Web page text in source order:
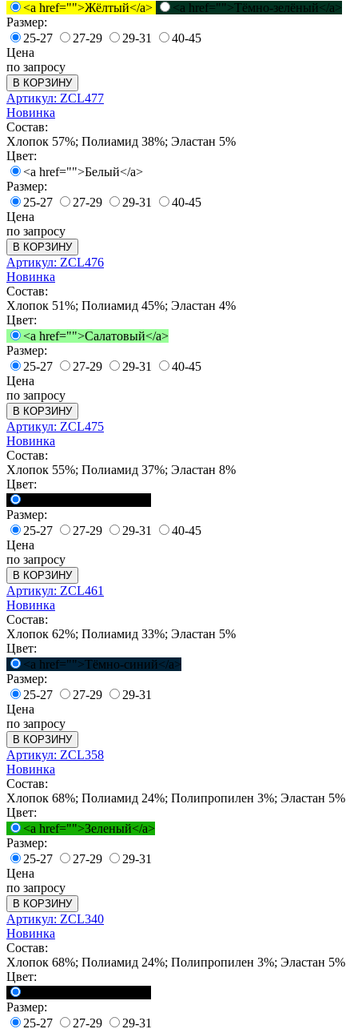
<a href="">Жёлтый</a>
<a href="">Тёмно-зелёный</a>
Размер:
25-27
27-29 29-31
40-45
Цена
по запросу
В КОРЗИНУ
Артикул: ZCL477
Новинка
Состав:
Хлопок 57%; Полиамид 38%; Эластан 5%
Цвет:
<a href="">Белый</a>
Размер:
25-27
27-29 29-31
40-45
Цена
по запросу
В КОРЗИНУ
Артикул: ZCL476
Новинка
Состав:
Хлопок 51%; Полиамид 45%; Эластан 4%
Цвет:
<a href="">Салатовый</a>
Размер:
25-27
27-29 29-31
40-45
Цена
по запросу
В КОРЗИНУ
Артикул: ZCL475
Новинка
Состав:
Хлопок 55%; Полиамид 37%; Эластан 8%
Цвет:
Размер:
25-27
27-29 29-31
40-45
Цена
по запросу
В КОРЗИНУ
Артикул: ZCL461
Новинка
Состав:
Хлопок 62%; Полиамид 33%; Эластан 5%
Цвет:
<a href="">Тёмно-синий</a>
Размер:
25-27
27-29
29-31
Цена
по запросу
В КОРЗИНУ
Артикул: ZCL358
Новинка
Состав:
Хлопок 68%; Полиамид 24%; Полипропилен 3%; Эластан 5%
Цвет:
<a href="">Зеленый</a>
Размер:
25-27
27-29
29-31
Цена
по запросу
В КОРЗИНУ
Артикул: ZCL340
Новинка
Состав:
Хлопок 68%; Полиамид 24%; Полипропилен 3%; Эластан 5%
Цвет:
Размер:
25-27
27-29 29-31